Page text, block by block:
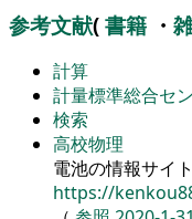
参考文献( 書籍 ・
計算
計量標準総合セ
検索
高校物理
電池の情報サイ
https://